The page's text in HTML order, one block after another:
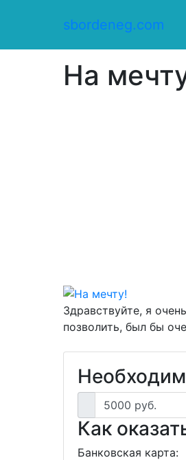
sbordeneg.com
Оказать помощь
На
Здравствуйте, я
позволить, был бы
5000 руб.
Как
Банковская карта: